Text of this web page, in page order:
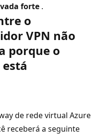
forte .
o
VPN não
porque o
de rede virtual Azure
receberá a seguinte